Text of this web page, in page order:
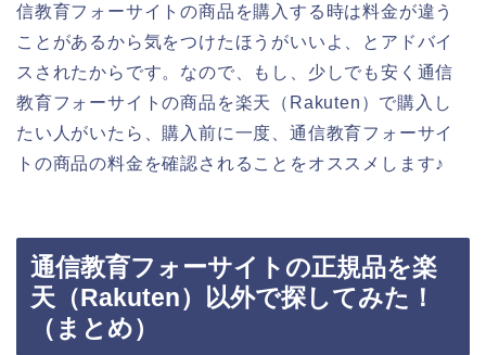
信教育フォーサイトの商品を購入する時は料金が違う
ことがあるから気をつけたほうがいいよ、とアドバイ
スされたからです。なので、もし、少しでも安く通信
教育フォーサイトの商品を楽天（Rakuten）で購入し
たい人がいたら、購入前に一度、通信教育フォーサイ
トの商品の料金を確認されることをオススメします♪
通信教育フォーサイトの正規品を楽
天（Rakuten）以外で探してみた！
（まとめ）